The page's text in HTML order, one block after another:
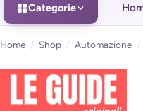
Categorie
Home / Shop / Automazione /